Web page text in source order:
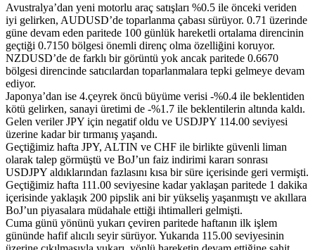
Avustralya’dan yeni motorlu araç satışları %0.5 ile önceki veriden
iyi gelirken, AUDUSD’de toparlanma çabası sürüyor. 0.71 üzerinde
güne devam eden paritede 100 günlük hareketli ortalama direncinin
geçtiği 0.7150 bölgesi önemli direnç olma özelliğini koruyor.
NZDUSD’de de farklı bir görüntü yok ancak paritede 0.6670
bölgesi direncinde satıcılardan toparlanmalara tepki gelmeye devam
ediyor.
Japonya’dan ise 4.çeyrek öncü büyüme verisi -%0.4 ile beklentiden
kötü gelirken, sanayi üretimi de -%1.7 ile beklentilerin altında kaldı.
Gelen veriler JPY için negatif oldu ve USDJPY 114.00 seviyesi
üzerine kadar bir tırmanış yaşandı.
Geçtiğimiz hafta JPY, ALTIN ve CHF ile birlikte güvenli liman
olarak talep görmüştü ve BoJ’un faiz indirimi kararı sonrası
USDJPY aldıklarından fazlasını kısa bir süre içerisinde geri vermişti.
Geçtiğimiz hafta 111.00 seviyesine kadar yaklaşan paritede 1 dakika
içerisinde yaklaşık 200 pipslik ani bir yükseliş yaşanmıştı ve akıllara
BoJ’un piyasalara müdahale ettiği ihtimalleri gelmişti.
Cuma günü yönünü yukarı çeviren paritede haftanın ilk işlem
gününde hafif alıcılı seyir sürüyor. Yukarıda 115.00 seviyesinin